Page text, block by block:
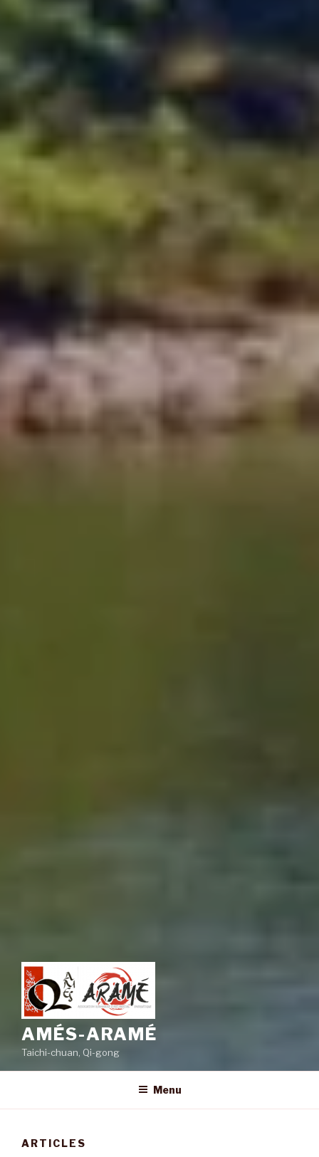
AMÉS-ARAMÉ
Taichi-chuan, Qi-gong
Menu
ARTICLES